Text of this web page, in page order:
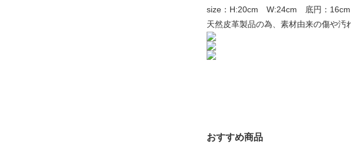
size：H:20cm W:24cm 底円：16cm
天然皮革製品の為、素材由来の傷や汚
おすすめ商品